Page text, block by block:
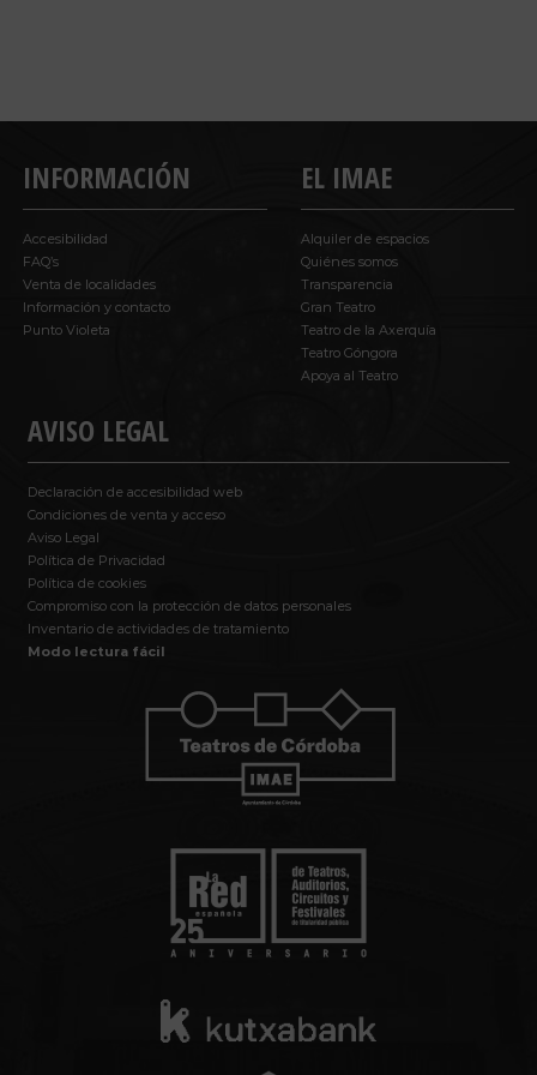
INFORMACIÓN
Accesibilidad
FAQ’s
Venta de localidades
Información y contacto
Punto Violeta
AVISO LEGAL
Declaración de accesibilidad web
Condiciones de venta y acceso
Aviso Legal
Política de Privacidad
Política de cookies
Compromiso con la protección de datos personales
Inventario de actividades de tratamiento
Modo lectura fácil
EL IMAE
Alquiler de espacios
Quiénes somos
Transparencia
Gran Teatro
Teatro de la Axerquía
Teatro Góngora
Apoya al Teatro